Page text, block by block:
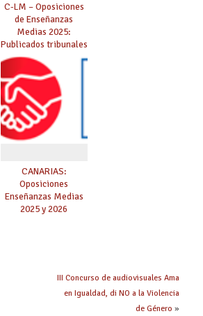
C-LM – Oposiciones
de Enseñanzas
Medias 2025:
Publicados tribunales
y sedes. CONSULTA
AQUÍ TU TRIBUNAL.
Las pruebas se
iniciarán el 21 de
junio.
CANARIAS:
Oposiciones
Enseñanzas Medias
2025 y 2026
III Concurso de audiovisuales Ama
en Igualdad, di NO a la Violencia
de Género »